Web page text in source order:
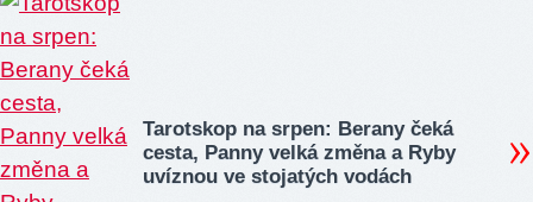
Tarotskop na srpen: Berany čeká
cesta, Panny velká změna a Ryby
uvíznou ve stojatých vodách